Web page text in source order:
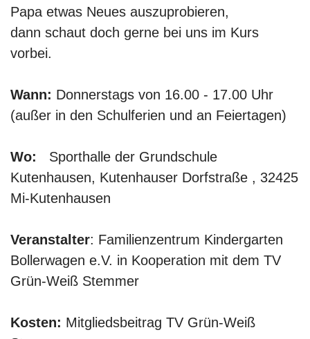
Papa etwas Neues auszuprobieren,
dann schaut doch gerne bei uns im Kurs
vorbei.
Wann: Donnerstags von 16.00 - 17.00 Uhr
(außer in den Schulferien und an Feiertagen)
Wo:
Sporthalle der Grundschule
Kutenhausen, Kutenhauser Dorfstraße , 32425
Mi-Kutenhausen
Veranstalter: Familienzentrum Kindergarten
Bollerwagen e.V. in Kooperation mit dem TV
Grün-Weiß Stemmer
Kosten: Mitgliedsbeitrag TV Grün-Weiß